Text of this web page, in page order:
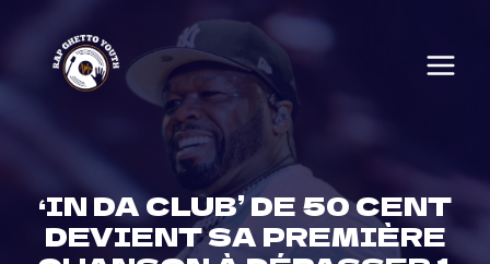
content
‘IN DA CLUB’ DE 50 CENT
DEVIENT SA PREMIÈRE